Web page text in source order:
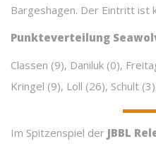
Bargeshagen. Der Eintritt ist
Punkteverteilung
Classen (9), Daniluk (0),
Kringel (9), Loll (26), Schult
Im Spitzenspiel der JBBL